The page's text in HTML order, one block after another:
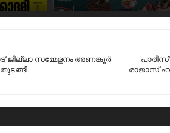
പാരീസ്
രാജാസ്
ജില്ലാ സമ്മേളനം അണങ്കൂർ